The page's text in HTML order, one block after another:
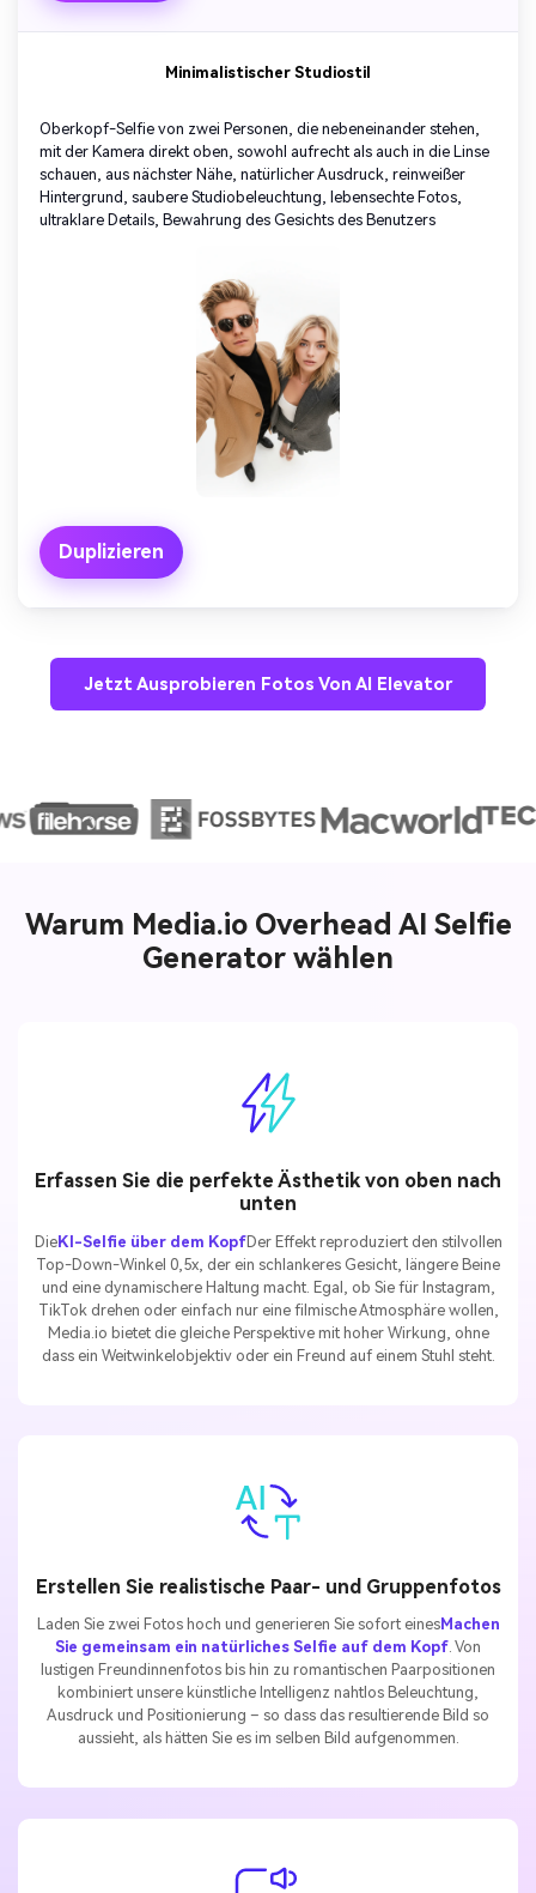
Minimalistischer Studiostil
Oberkopf-Selfie von zwei Personen, die nebeneinander stehen,
mit der Kamera direkt oben, sowohl aufrecht als auch in die Linse
schauen, aus nächster Nähe, natürlicher Ausdruck, reinweißer
Hintergrund, saubere Studiobeleuchtung, lebensechte Fotos,
ultraklare Details, Bewahrung des Gesichts des Benutzers
Duplizieren
Jetzt Ausprobieren Fotos Von AI Elevator
Warum Media.io Overhead AI Selfie
Generator wählen
Erfassen Sie die perfekte Ästhetik von oben nach
unten
DieKI-Selfie über dem KopfDer Effekt reproduziert den stilvollen
Top-Down-Winkel 0,5x, der ein schlankeres Gesicht, längere Beine
und eine dynamischere Haltung macht. Egal, ob Sie für Instagram,
TikTok drehen oder einfach nur eine filmische Atmosphäre wollen,
Media.io bietet die gleiche Perspektive mit hoher Wirkung, ohne
dass ein Weitwinkelobjektiv oder ein Freund auf einem Stuhl steht.
Erstellen Sie realistische Paar- und Gruppenfotos
Laden Sie zwei Fotos hoch und generieren Sie sofort einesMachen
Sie gemeinsam ein natürliches Selfie auf dem Kopf. Von
lustigen Freundinnenfotos bis hin zu romantischen Paarpositionen
kombiniert unsere künstliche Intelligenz nahtlos Beleuchtung,
Ausdruck und Positionierung – so dass das resultierende Bild so
aussieht, als hätten Sie es im selben Bild aufgenommen.